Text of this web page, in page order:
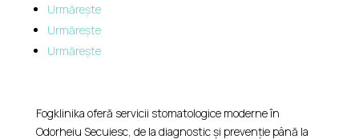
Urmărește
Urmărește
Urmărește
Fogklinika oferă servicii stomatologice moderne în
Odorheiu Secuiesc, de la diagnostic și prevenție până la